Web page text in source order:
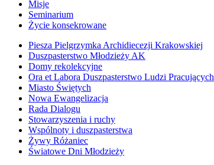
Misje
Seminarium
Życie konsekrowane
Piesza Pielgrzymka Archidiecezji Krakowskiej
Duszpasterstwo Młodzieży AK
Domy rekolekcyjne
Ora et Labora Duszpasterstwo Ludzi Pracujących
Miasto Świętych
Nowa Ewangelizacja
Rada Dialogu
Stowarzyszenia i ruchy
Wspólnoty i duszpasterstwa
Żywy Różaniec
Światowe Dni Młodzieży